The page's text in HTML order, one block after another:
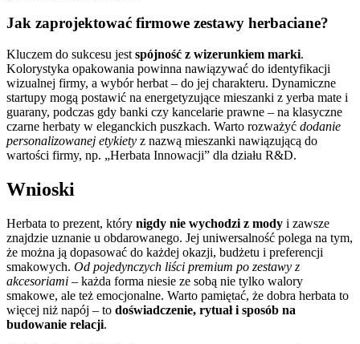
Jak zaprojektować firmowe zestawy herbaciane?
Kluczem do sukcesu jest spójność z wizerunkiem marki.
Kolorystyka opakowania powinna nawiązywać do identyfikacji
wizualnej firmy, a wybór herbat – do jej charakteru. Dynamiczne
startupy mogą postawić na energetyzujące mieszanki z yerba mate i
guarany, podczas gdy banki czy kancelarie prawne – na klasyczne
czarne herbaty w eleganckich puszkach. Warto rozważyć dodanie
personalizowanej etykiety z nazwą mieszanki nawiązującą do
wartości firmy, np. „Herbata Innowacji” dla działu R&D.
Wnioski
Herbata to prezent, który nigdy nie wychodzi z mody i zawsze
znajdzie uznanie u obdarowanego. Jej uniwersalność polega na tym,
że można ją dopasować do każdej okazji, budżetu i preferencji
smakowych. Od pojedynczych liści premium po zestawy z
akcesoriami – każda forma niesie ze sobą nie tylko walory
smakowe, ale też emocjonalne. Warto pamiętać, że dobra herbata to
więcej niż napój – to doświadczenie, rytuał i sposób na
budowanie relacji.